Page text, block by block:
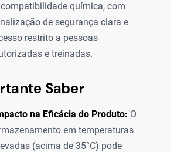
química, com
de segurança clara e
restrito a pessoas
e treinadas.
Saber
na Eficácia do Produto: O
em temperaturas
(acima de 35°C) pode